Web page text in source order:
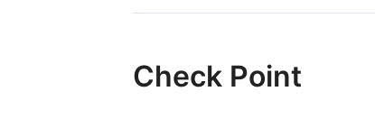
Check Point